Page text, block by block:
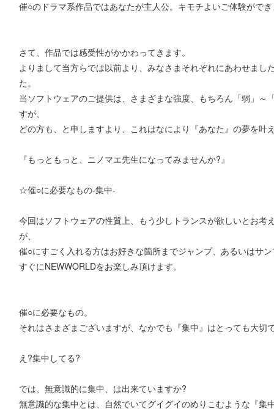
催○のドラマ系作品ではあなたが主人公。キモチよいご体験がで
さて、作品では感受性がかかわってきます。
よりまして当方らでは以前より、みなさまそれぞれにあわせま
た。
当ソフトウェアのご提供は、さまざまな強度、もちろん「弱」
すが、
どの方も、と申しますより、これはなにより『あなた』の夢を叶
『もっともっと、ニノマエ先生になってみませんか?』
☆催○に必要なもの‐集中‐
今回はソフトウェアの性質上、もう少しトランスが欲しいとお考
が、
催○にすごく入れる方はお好きな箇所までジャンプ、あるいはサ
すぐにNEWWORLDをお楽しみ頂けます。
催○に必要なもの。
それはさまざまございますが、なかでも『集中』はとっても大切
え?集中してる?
では、無意識的に集中、は出来ていますか?
無意識的な集中とは、自然でいてグイグイのめりこむような『集